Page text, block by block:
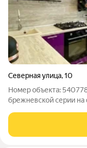
Северная улица,10
Номер объекта:
брежневской серии на
«брежневка» с
кв.м, кухня 6 кв.м.